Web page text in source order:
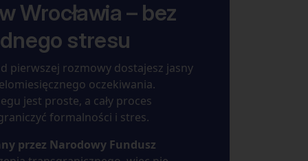
Wrocławia – bez
stresu
pierwszej rozmowy dostajesz jasny
oczekiwania.
jest proste, a cały proces
formalności i stres.
przez Narodowy Fundusz